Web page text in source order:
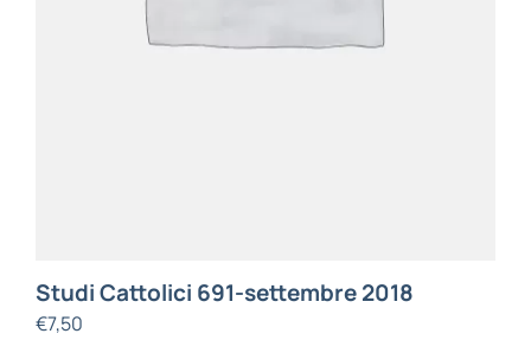
Studi Cattolici 691-settembre 2018
€7,50